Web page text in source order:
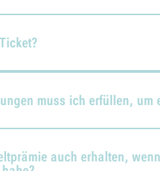
muss ich erfüllen,
auch erhalten,